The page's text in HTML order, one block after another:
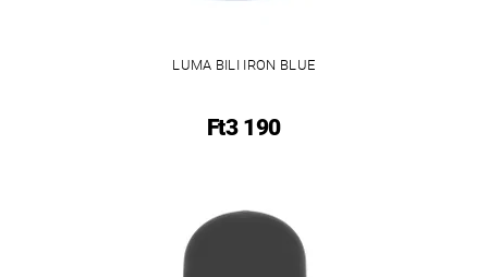
LUMA BILI IRON BLUE
Ft3 190